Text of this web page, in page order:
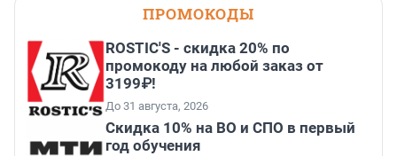
ПРОМОКОДЫ
ROSTIC'S - скидка 20% по
промокоду на любой заказ от
3199₽!
До 31 августа, 2026
Скидка 10% на ВО и СПО в первый
год обучения